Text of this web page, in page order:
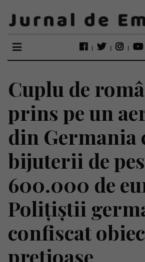
Cuplu de
prins pe un
din Germania
bijuterii de
600.000 de
Polițiștii
confiscat
prețioase